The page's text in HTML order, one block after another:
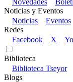
Novedades
Noticias y Eventos
Noticias
Eventos
Redes
Facebook
X
Biblioteca
Biblioteca Tseyor
Blogs